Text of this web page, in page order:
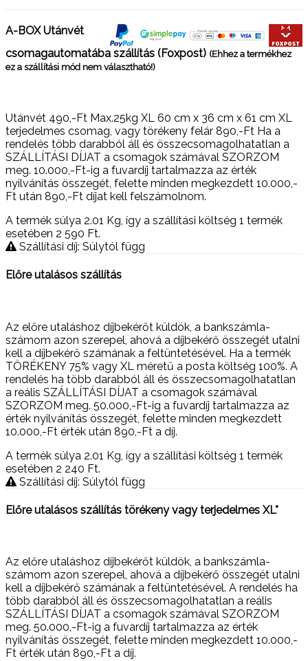
A-BOX Utánvét
csomagautomatába szállítás (Foxpost) (Ehhez a termékhez
ez a szállítási mód nem választható!)
Utánvét 490,-Ft Max.25kg XL 60 cm x 36 cm x 61 cm XL
terjedelmes csomag, vagy törékeny felár 890,-Ft Ha a
rendelés több darabból áll és összecsomagolhatatlan a
SZÁLLÍTÁSI DÍJAT a csomagok számával SZORZOM
meg. 10.000,-Ft-ig a fuvardíj tartalmazza az érték
nyilvánítás összegét, felette minden megkezdett 10.000,-
Ft után 890,-Ft díjat kell felszámolnom.
A termék súlya 2.01 Kg, így a szállítási költség 1 termék
esetében 2 590 Ft.
Szállítási díj: Súlytól függ
Előre utalásos szállítás
Az előre utaláshoz díjbekérőt küldök, a bankszámla-
számom azon szerepel, ahová a díjbekérő összegét utalni
kell a díjbekérő számának a feltüntetésével. Ha a termék
TÖRÉKENY 75% vagy XL méretű a posta költség 100%. A
rendelés ha több darabból áll és összecsomagolhatatlan
a reális SZÁLLÍTÁSI DÍJAT a csomagok számával
SZORZOM meg. 50.000,-Ft-ig a fuvardíj tartalmazza az
érték nyilvánítás összegét, felette minden megkezdett
10.000,-Ft érték után 890,-Ft a díj.
A termék súlya 2.01 Kg , így a szállítási költség 1 termék
esetében 2 240 Ft.
Szállítási díj: Súlytól függ
Előre utalásos szállítás törékeny vagy terjedelmes XL*
Az előre utaláshoz díjbekérőt küldök, a bankszámla-
számom azon szerepel, ahová a díjbekérő összegét utalni
kell a díjbekérő számának a feltüntetésével. A rendelés ha
több darabból áll és összecsomagolhatatlan a reális
SZÁLLÍTÁSI DÍJAT a csomagok számával SZORZOM
meg. 50.000,-Ft-ig a fuvardíj tartalmazza az érték
nyilvánítás összegét, felette minden megkezdett 10.000,-
Ft érték után 890,-Ft a díj.